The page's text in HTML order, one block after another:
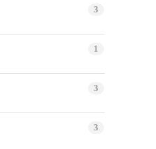
3
1
3
3